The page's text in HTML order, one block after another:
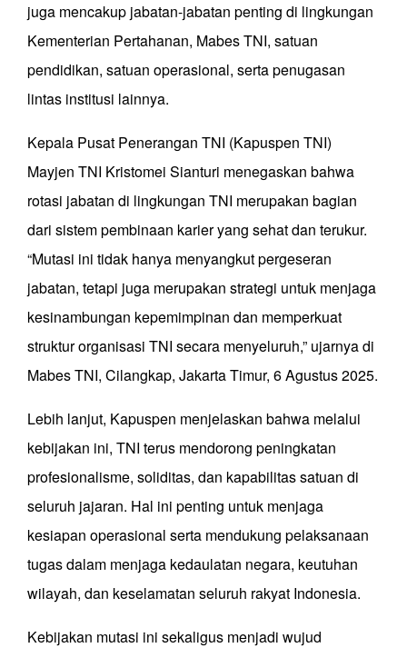
juga mencakup jabatan-jabatan penting di lingkungan
Kementerian Pertahanan, Mabes TNI, satuan
pendidikan, satuan operasional, serta penugasan
lintas institusi lainnya.
Kepala Pusat Penerangan TNI (Kapuspen TNI)
Mayjen TNI Kristomei Sianturi menegaskan bahwa
rotasi jabatan di lingkungan TNI merupakan bagian
dari sistem pembinaan karier yang sehat dan terukur.
“Mutasi ini tidak hanya menyangkut pergeseran
jabatan, tetapi juga merupakan strategi untuk menjaga
kesinambungan kepemimpinan dan memperkuat
struktur organisasi TNI secara menyeluruh,” ujarnya di
Mabes TNI, Cilangkap, Jakarta Timur, 6 Agustus 2025.
Lebih lanjut, Kapuspen menjelaskan bahwa melalui
kebijakan ini, TNI terus mendorong peningkatan
profesionalisme, soliditas, dan kapabilitas satuan di
seluruh jajaran. Hal ini penting untuk menjaga
kesiapan operasional serta mendukung pelaksanaan
tugas dalam menjaga kedaulatan negara, keutuhan
wilayah, dan keselamatan seluruh rakyat Indonesia.
Kebijakan mutasi ini sekaligus menjadi wujud